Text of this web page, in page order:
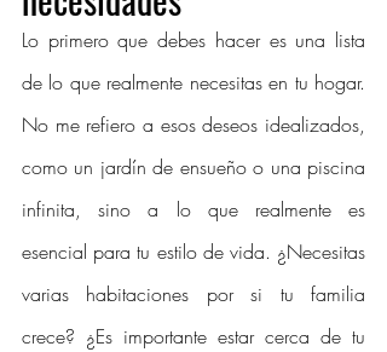
Lo primero que debes hacer es una lista
de lo que realmente necesitas en tu hogar.
No me refiero a esos deseos idealizados,
como un jardín de ensueño o una piscina
infinita, sino a lo que realmente es
esencial para tu estilo de vida. ¿Necesitas
varias habitaciones por si tu familia
crece? ¿Es importante estar cerca de tu